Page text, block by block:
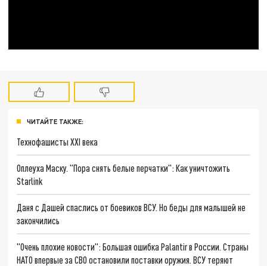
ЧИТАЙТЕ ТАКЖЕ:
Технофашисты XXI века
Оплеуха Маску. "Пора снять белые перчатки": Как уничтожить
Starlink
Даня с Дашей спаслись от боевиков ВСУ. Но беды для малышей не
закончились
"Очень плохие новости": Большая ошибка Palantir в России. Страны
НАТО впервые за СВО остановили поставки оружия. ВСУ теряют